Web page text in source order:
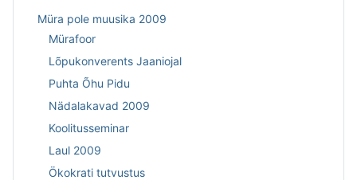
Müra pole muusika 2009
Mürafoor
Lõpukonverents Jaaniojal
Puhta Õhu Pidu
Nädalakavad 2009
Koolitusseminar
Laul 2009
Ökokrati tutvustus